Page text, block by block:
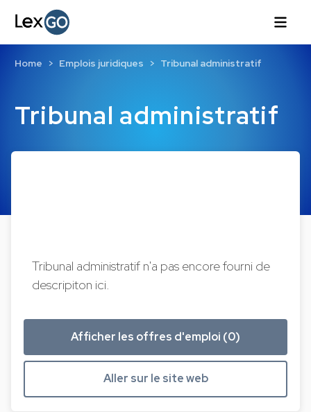
Tribunal administratif
Home Emplois juridiques Tribunal administratif
Tribunal administratif n'a pas encore fourni de
descripiton ici.
Afficher les offres d'emploi (0)
Aller sur le site web